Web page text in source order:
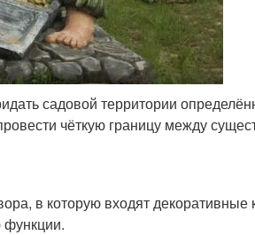
садовой территории
чёткую границу между
в которую входят декоративные
функции.